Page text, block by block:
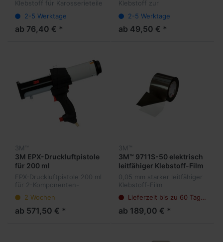
Klebstoff für Karosserieteile
2-5 Werktage
ab 76,40 € *
Klebstoff zur
Aluminiumblechen im
Karosseriebau
2-5 Werktage
ab 49,50 € *
3M™
3M EPX-Druckluftpistole
für 200 ml
EPX-Druckluftpistole 200 ml
für 2-Komponenten-
Klebstoffserie, z.B. DP-100
usw. Passende Mischdüsen
ebenfalls im Shop
2 Wochen
ab 571,50 € *
3M™
3M™ 9711S-50 elektrisch
leitfähiger Klebstoff-Film
XYZ-Achse
0,05 mm starker leitfähiger
Klebstoff-Film
Lieferzeit bis zu 60 Tagen
ab 189,00 € *